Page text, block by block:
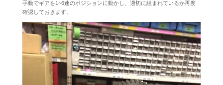
手動でギアを1~6速のポジションに動かし、適切に組まれているか再度
確認しておきます。